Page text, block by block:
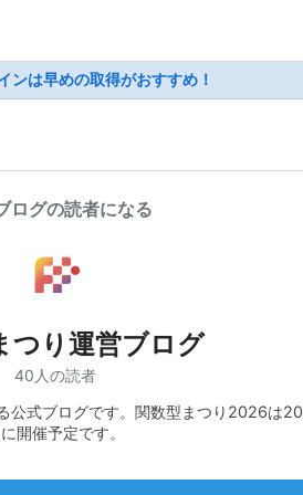
ンは早めの取得がおすすめ！
ログの読者になる
つり運営ブログ
40人の読者
公式ブログです。関数型まつり2026は
に開催予定です。